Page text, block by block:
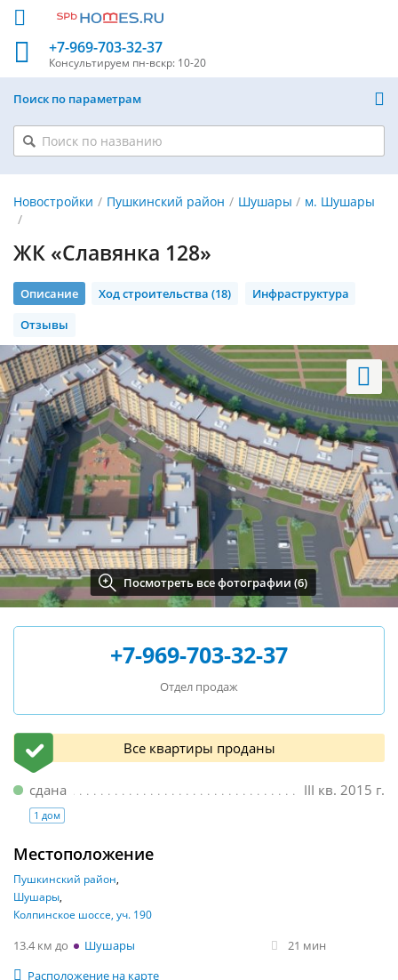
+7-969-703-32-37
Консультируем пн-вскр: 10-20
Поиск по параметрам
Новостройки Пушкинский район Шушары м. Шушары
ЖК «Славянка 128»
Описание Ход строительства (18)
Инфраструктура
Отзывы
Посмотреть все фотографии (6)
+7-969-703-32-37
Отдел продаж
Все квартиры проданы
III кв. 2015 г.
сдана
1 дом
Местоположение
Пушкинский район
Шушары
Колпинское шоссе, уч. 190
13.4 км Шушары
21 мин
Расположение на карте